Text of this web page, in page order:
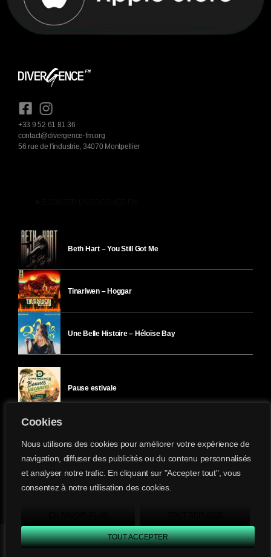
Cookies
Nous utilisons des cookies pour améliorer votre expérience de
navigation, diffuser des publicités ou du contenu personnalisés
et analyser notre trafic. En cliquant sur "Accepter tout", vous
consentez à notre utilisation des cookies.
TOUT ACCEPTER
play_arrow Divergence FM keyboard_arrow_right
+33 9 52 61 81 36
contact@divergence-fm.org
56 rue de l'industrie, 34070 Montpellier
Beth Hart – You Still Got Me
Tinariwen – Hoggar
Une Belle Histoire – Héloïse Bay
Pause estivale
Ici l’Ombre – mardi 28 juillet